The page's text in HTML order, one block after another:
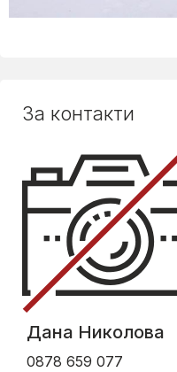
За контакти
Дана Николова
0878 659 077